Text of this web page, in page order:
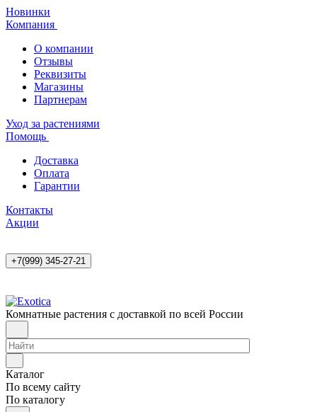
Новинки
Компания
О компании
Отзывы
Реквизиты
Магазины
Партнерам
Уход за растениями
Помощь
Доставка
Оплата
Гарантии
Контакты
Акции
+7(999) 345-27-21
Комнатные растения с доставкой по всей России
Каталог
По всему сайту
По каталогу